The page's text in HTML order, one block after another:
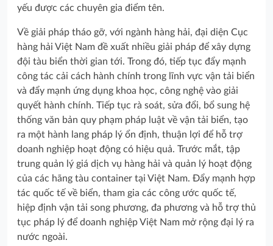
yếu được các chuyên gia điểm tên.
Về giải pháp tháo gỡ, với ngành hàng hải, đại diện Cục
hàng hải Việt Nam đề xuất nhiều giải pháp để xây dựng
đội tàu biển thời gian tới. Trong đó, tiếp tục đẩy mạnh
công tác cải cách hành chính trong lĩnh vực vận tải biển
và đẩy mạnh ứng dụng khoa học, công nghệ vào giải
quyết hành chính. Tiếp tục rà soát, sửa đổi, bổ sung hệ
thống văn bản quy phạm pháp luật về vận tải biển, tạo
ra một hành lang pháp lý ổn định, thuận lợi để hỗ trợ
doanh nghiệp hoạt động có hiệu quả. Trước mắt, tập
trung quản lý giá dịch vụ hàng hải và quản lý hoạt động
của các hãng tàu container tại Việt Nam. Đẩy mạnh hợp
tác quốc tế về biển, tham gia các công ước quốc tế,
hiệp định vận tải song phương, đa phương và hỗ trợ thủ
tục pháp lý để doanh nghiệp Việt Nam mở rộng đại lý ra
nước ngoài.